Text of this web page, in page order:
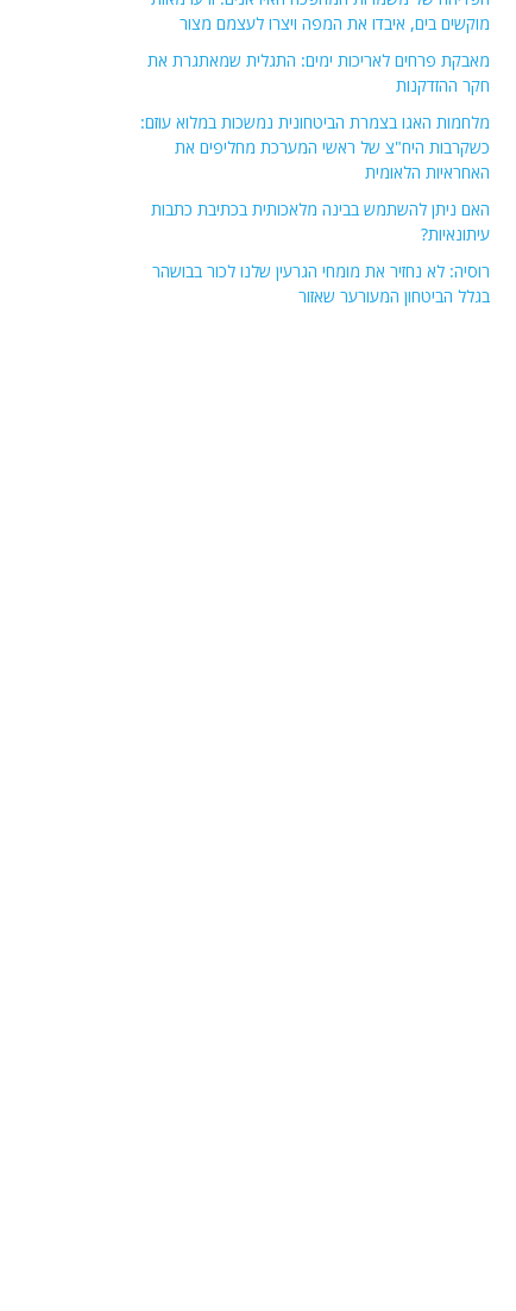
הפדיחה של משמרות המהפכה האיראנים: זרעו מאות
מוקשים בים, איבדו את המפה ויצרו לעצמם מצור
מאבקת פרחים לאריכות ימים: התגלית שמאתגרת את
חקר ההזדקנות
מלחמות האגו בצמרת הביטחונית נמשכות במלוא עוזם:
כשקרבות היח"צ של ראשי המערכת מחליפים את
האחראיות הלאומית
האם ניתן להשתמש בבינה מלאכותית בכתיבת כתבות
עיתונאיות?
רוסיה: לא נחזיר את מומחי הגרעין שלנו לכור בבושהר
בגלל הביטחון המעורער שאזור